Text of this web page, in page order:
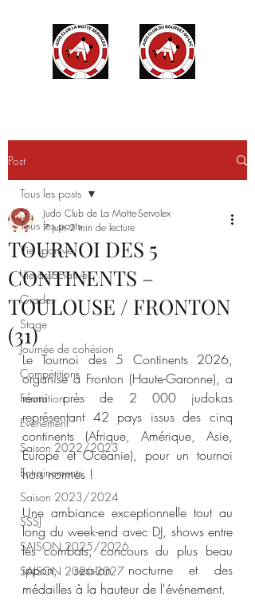
Post
Tous les posts
Vie sportive
Vie associative
Grades
Stage
Journée de cohésion
Compétitions
Formation
Evènement
Saison 2022/2023
Entrainements
Saison 2023/2024
SSSJ
SAISON 2025/2026
SAISON 2026-2027
Tous les posts
TOURNOI DES 5
CONTINENTS –
TOULOUSE / FRONTON
(31)
Judo Club de La Motte-Servolex
7 juin 2 min de lecture
Le Tournoi des 5 Continents 2026,
organisé à Fronton (Haute-Garonne), a
réuni près de 2 000 judokas
représentant 42 pays issus des cinq
continents (Afrique, Amérique, Asie,
Europe et Océanie), pour un tournoi
hors normes !
Une ambiance exceptionnelle tout au
long du week-end avec DJ, shows entre
les combats, concours du plus beau
ippon, session nocturne et des
médailles à la hauteur de l'événement.